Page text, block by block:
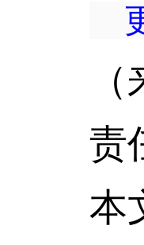
责
本